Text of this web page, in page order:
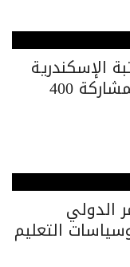
الإسكندرية
احتضنت ختام مشروع «إنسان» بمشاركة 400
الدولي
التعليم